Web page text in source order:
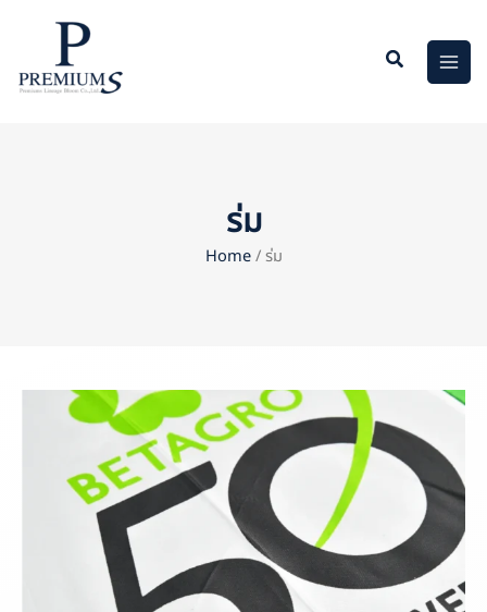
ร่ม
Home/ ร่ม